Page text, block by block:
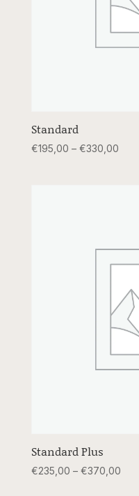
Standard
€195,00 – €330,00Price
Standard Plus
€235,00 – €370,00Price